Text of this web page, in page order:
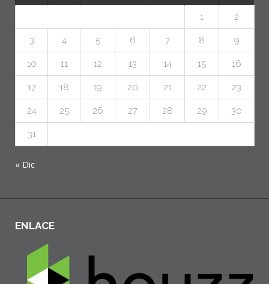
1 2
3 4 5 6 7 8 9
10 11 12 13 14 15 16
17 18 19 20 21 22 23
24 25 26 27 28 29 30
31
« Dic
ENLACE